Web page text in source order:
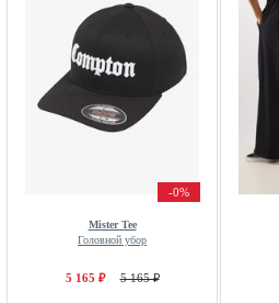
-0%
Mister Tee
Головной убор
5 165 ₽ 5 165 ₽